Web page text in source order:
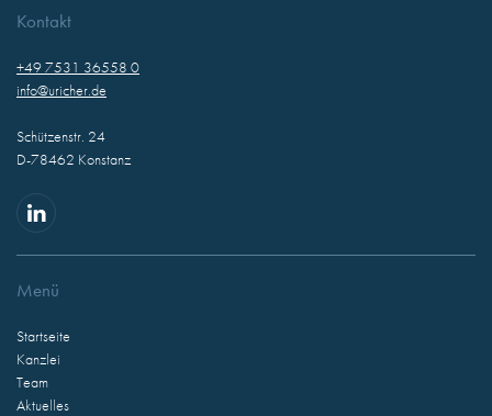
Kontakt
+49 7531 36558 0
info@uricher.de
Schützenstr. 24
D-78462 Konstanz
Menü
Startseite
Kanzlei
Team
Aktuelles